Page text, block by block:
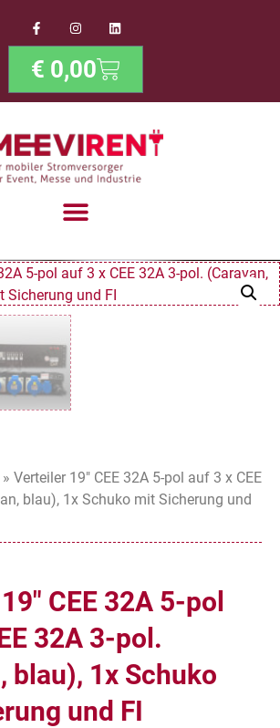
€ 0,00
» Verteiler 19″ CEE 32A 5-pol auf 3 x CEE
blau), 1x Schuko mit Sicherung und
CEE 32A 5-pol
32A 3-pol.
blau), 1x Schuko
und FI